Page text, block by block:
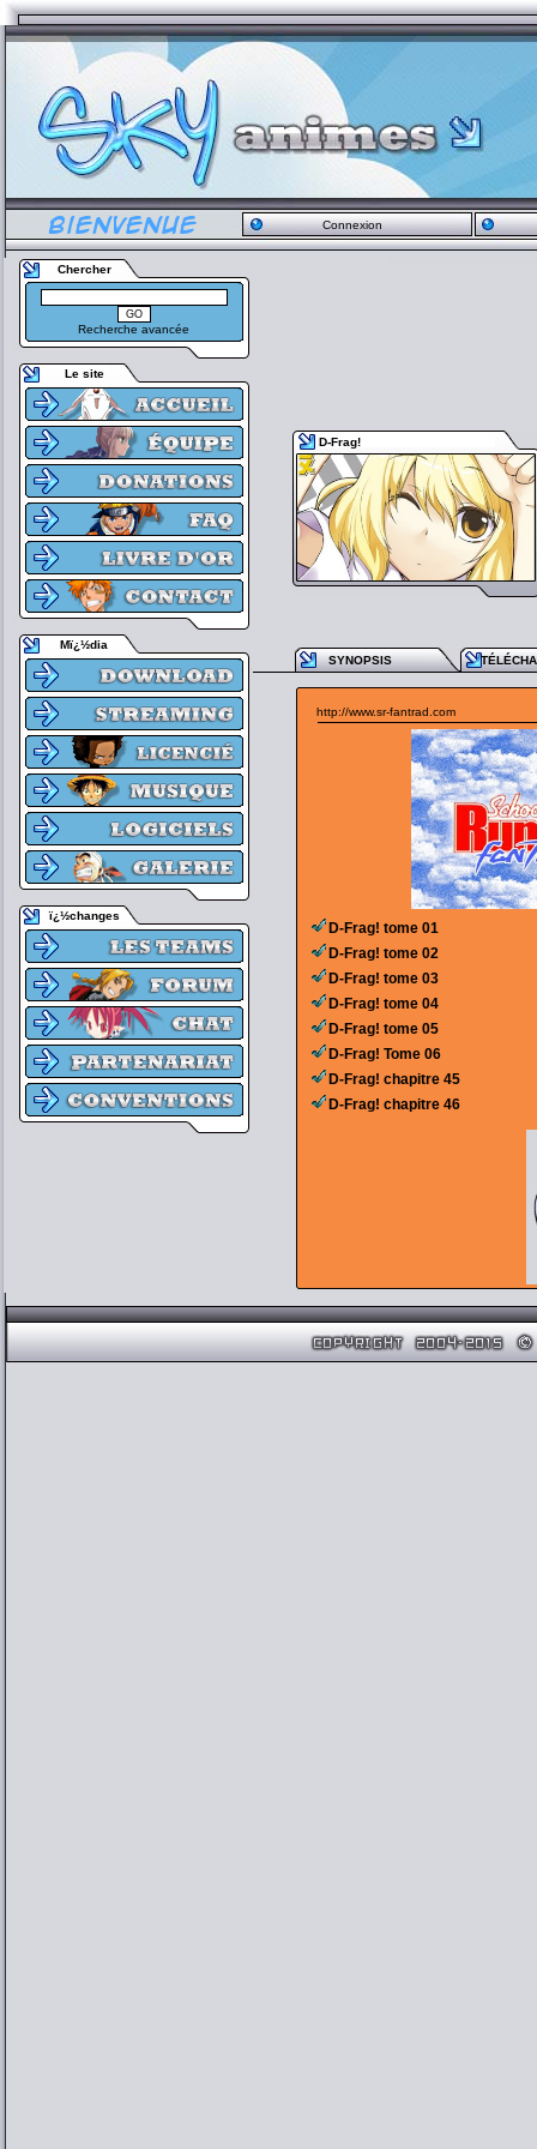
Connexion
Chercher
Recherche avancée
Le site
Mï¿½dia
ï¿½changes
D-Frag!
SYNOPSIS
http://www.sr-fantrad.com
D-Frag! tome 01
D-Frag! tome 02
D-Frag! tome 03
D-Frag! tome 04
D-Frag! tome 05
D-Frag! Tome 06
D-Frag! chapitre 45
D-Frag! chapitre 46